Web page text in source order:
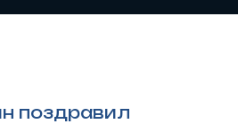
поздравил